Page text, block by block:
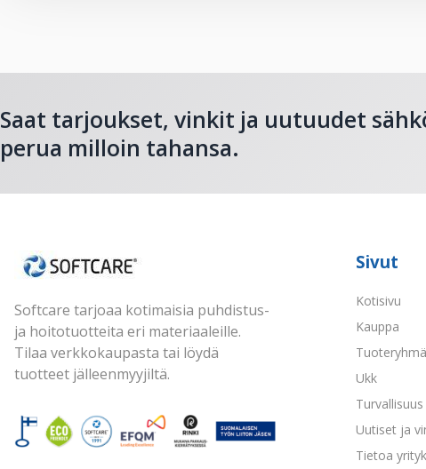
Saat tarjoukset, vinkit ja uutuudet
perua milloin tahansa.
Softcare tarjoaa kotimaisia puhdistus-
ja hoitotuotteita eri materiaaleille.
Tilaa verkkokaupasta tai löydä
tuotteet jälleenmyyjiltä.
Sivut
Kotisivu
Kauppa
Ukk
Turvallisuus
Uutiset ja
Tietoa